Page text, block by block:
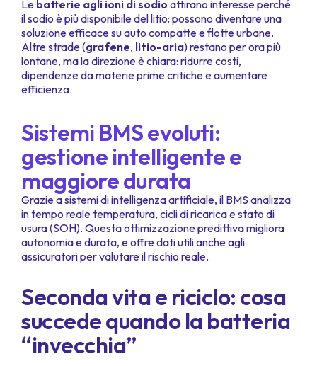
Le batterie agli ioni di sodio attirano interesse perché
il sodio è più disponibile del litio: possono diventare una
soluzione efficace su auto compatte e flotte urbane.
Altre strade (grafene, litio-aria) restano per ora più
lontane, ma la direzione è chiara: ridurre costi,
dipendenze da materie prime critiche e aumentare
efficienza.
Sistemi BMS evoluti:
gestione intelligente e
maggiore durata
Grazie a sistemi di intelligenza artificiale, il BMS analizza
in tempo reale temperatura, cicli di ricarica e stato di
usura (SOH). Questa ottimizzazione predittiva migliora
autonomia e durata, e offre dati utili anche agli
assicuratori per valutare il rischio reale.
Seconda vita e riciclo: cosa
succede quando la batteria
“invecchia”